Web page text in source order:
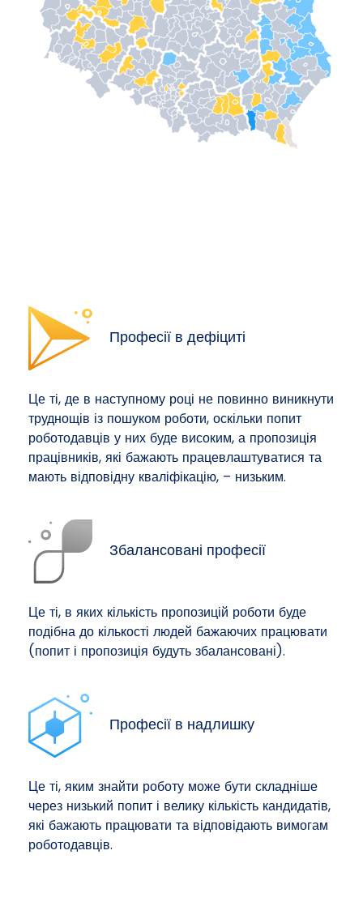
Професії в дефіциті
Це ті, де в наступному році не повинно виникнути
труднощів із пошуком роботи, оскільки попит
роботодавців у них буде високим, а пропозиція
працівників, які бажають працевлаштуватися та
мають відповідну кваліфікацію, – низьким.
Збалансовані професії
Це ті, в яких кількість пропозицій роботи буде
подібна до кількості людей бажаючих працювати
(попит і пропозиція будуть збалансовані).
Професії в надлишку
Це ті, яким знайти роботу може бути складніше
через низький попит і велику кількість кандидатів,
які бажають працювати та відповідають вимогам
роботодавців.